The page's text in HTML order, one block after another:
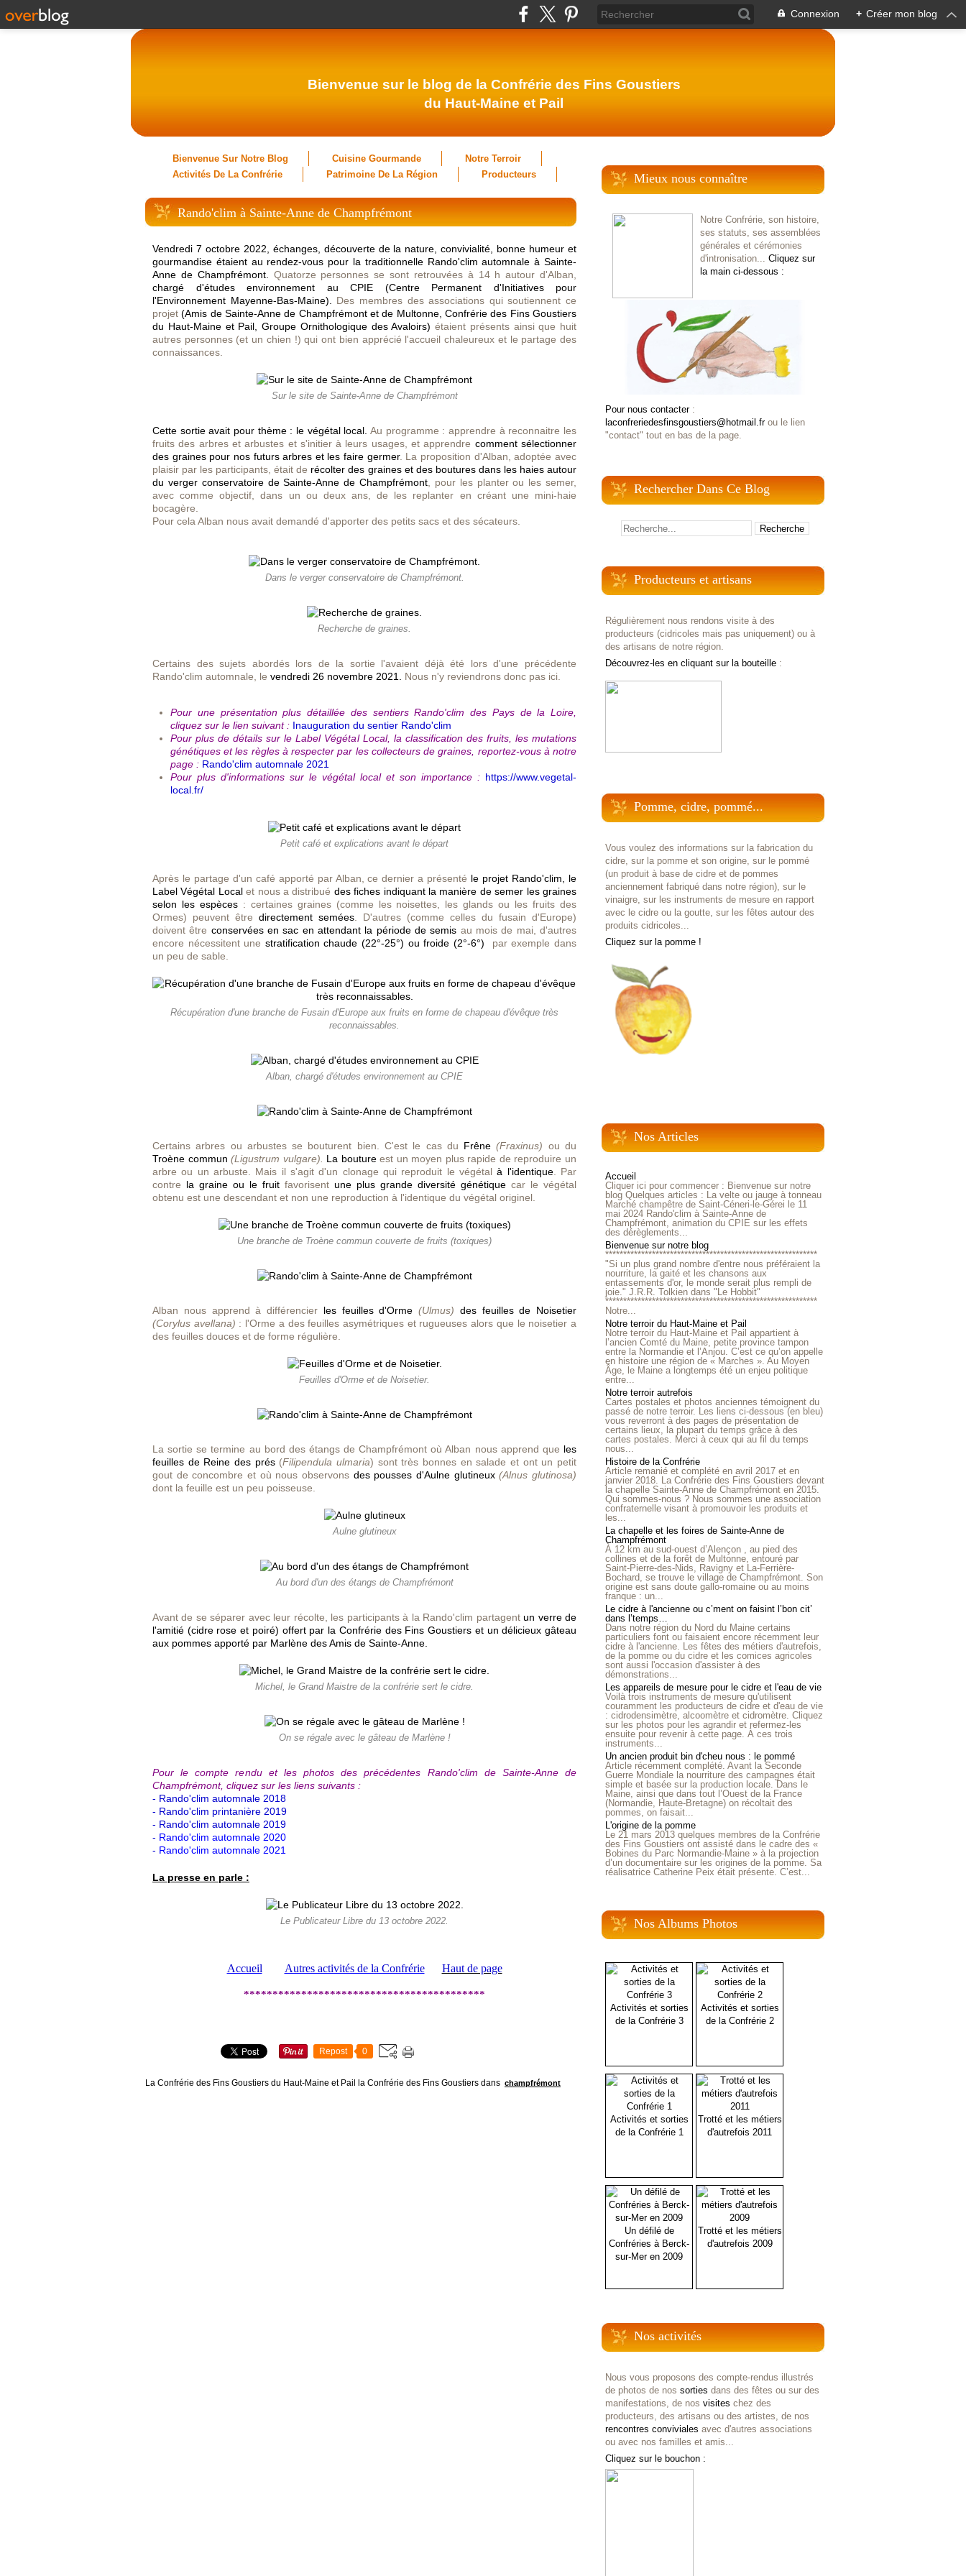
Connexion + Créer mon blog
Bienvenue sur le blog de la Confrérie des Fins Goustiers
du Haut-Maine et Pail
Bienvenue Sur Notre Blog Cuisine Gourmande
Notre Terroir
Activités De La Confrérie
Patrimoine De La Région Producteurs
Rando'clim à Sainte-Anne de Champfrémont
Vendredi 7 octobre 2022, échanges, découverte de la nature, convivialité, bonne humeur et
gourmandise étaient au rendez-vous pour la traditionnelle Rando'clim automnale à Sainte-
Anne de Champfrémont.
Quatorze personnes se sont retrouvées à 14 h autour d'Alban,
chargé d'études environnement au CPIE (Centre Permanent d'Initiatives pour
l'Environnement Mayenne-Bas-Maine). Des membres des associations qui soutiennent ce
projet (Amis de Sainte-Anne de Champfrémont et de Multonne, Confrérie des Fins Goustiers
du Haut-Maine et Pail, Groupe Ornithologique des Avaloirs) étaient présents ainsi que huit
autres personnes (et un chien !) qui ont bien apprécié l'accueil chaleureux et le partage des
connaissances.
Sur le site de Sainte-Anne de Champfrémont
Cette sortie avait pour thème : le végétal local. Au programme : apprendre à reconnaitre les
fruits des arbres et arbustes et s'initier à leurs usages, et apprendre comment sélectionner
des graines pour nos futurs arbres et les faire germer. La proposition d'Alban, adoptée avec
plaisir par les participants, était de récolter des graines et des boutures dans les haies autour
du verger conservatoire de Sainte-Anne de Champfrémont , pour les planter ou les semer,
avec comme objectif, dans un ou deux ans, de les replanter en créant une mini-haie
bocagère.
Pour cela Alban nous avait demandé d'apporter des petits sacs et des sécateurs.
Dans le verger conservatoire de Champfrémont.
Recherche de graines.
Certains des sujets abordés lors de la sortie l'avaient déjà été lors d'une précédente
Rando'clim automnale, le vendredi 26 novembre 2021. Nous n'y reviendrons donc pas ici.
Pour une présentation plus détaillée des sentiers Rando'clim des Pays de la Loire,
cliquez sur le lien suivant : Inauguration du sentier Rando'clim
Pour plus de détails sur le Label Végétal Local, la classification des fruits, les mutations
génétiques et les règles à respecter par les collecteurs de graines, reportez-vous à notre
page : Rando'clim automnale 2021
Pour plus d'informations sur le végétal local et son importance : https://www.vegetal-
local.fr/
Petit café et explications avant le départ
Après le partage d'un café apporté par Alban, ce dernier a présenté le projet Rando'clim, le
Label Végétal Localet nous a distribué des fiches indiquant la manière de semer les graines
selon les espèces: certaines graines (comme les noisettes, les glands ou les fruits des
Ormes) peuvent être directement semées . D'autres (comme celles du fusain d'Europe)
doivent être conservées en sac en attendant la période de semis au mois de mai, d'autres
encore nécessitent une stratification chaude (22°-25°) ou froide (2°-6°) par exemple dans
un peu de sable.
Récupération d'une branche de Fusain d'Europe aux fruits en forme de chapeau d'évêque très
reconnaissables.
Alban, chargé d'études environnement au CPIE
Certains arbres ou arbustes se bouturent bien. C'est le cas du Frêne (Fraxinus) ou du
Troène commun (Ligustrum vulgare). La boutureest un moyen plus rapide de reproduire un
arbre ou un arbuste. Mais il s'agit d'un clonage qui reproduit le végétalà l'identique. Par
contre la graine ou le fruit favorisent une plus grande diversité génétique car le végétal
obtenu est une descendant et non une reproduction à l'identique du végétal originel.
Une branche de Troène commun couverte de fruits (toxiques)
Alban nous apprend à différencier les feuilles d'Orme (Ulmus) des feuilles de Noisetier
(Corylus avellana) : l'Orme a des feuilles asymétriques et rugueuses alors que le noisetier a
des feuilles douces et de forme régulière.
Feuilles d'Orme et de Noisetier.
La sortie se termine au bord des étangs de Champfrémont où Alban nous apprend que les
feuilles de Reine des prés(Filipendula ulmaria) sont très bonnes en salade et ont un petit
gout de concombre et où nous observons des pousses d'Aulne glutineux (Alnus glutinosa)
dont la feuille est un peu poisseuse.
Aulne glutineux
Au bord d'un des étangs de Champfrémont
Avant de se séparer avec leur récolte, les participants à la Rando'clim partagentun verre de
l'amitié (cidre rose et poiré) offert par la Confrérie des Fins Goustiers et un délicieux gâteau
aux pommes apporté par Marlène des Amis de Sainte-Anne.
Michel, le Grand Maistre de la confrérie sert le cidre.
On se régale avec le gâteau de Marlène !
Pour le compte rendu et les photos des précédentes Rando'clim de Sainte-Anne de
Champfrémont, cliquez sur les liens suivants :
- Rando'clim automnale 2018
- Rando'clim printanière 2019
- Rando'clim automnale 2019
- Rando'clim automnale 2020
- Rando'clim automnale 2021
La presse en parle :
Le Publicateur Libre du 13 octobre 2022.
Accueil Autres activités de la Confrérie Haut de page
******************************************
Repost 0
La Confrérie des Fins Goustiers du Haut-Maine et Pail la Confrérie des Fins Goustiers dans champfrémont
Mieux nous connaître
Notre Confrérie, son histoire,
ses statuts, ses assemblées
générales et cérémonies
d'intronisation... Cliquez sur
la main ci-dessous :
Pour nous contacter:
laconfreriedesfinsgoustiers@hotmail.frou le lien
"contact" tout en bas de la page.
Rechercher Dans Ce Blog
Producteurs et artisans
Régulièrement nous rendons visite à des
producteurs (cidricoles mais pas uniquement) ou à
des artisans de notre région.
Découvrez-les en cliquant sur la bouteille :
Pomme, cidre, pommé...
Vous voulez des informations sur la fabrication du
cidre, sur la pomme et son origine, sur le pommé
(un produit à base de cidre et de pommes
anciennement fabriqué dans notre région), sur le
vinaigre, sur les instruments de mesure en rapport
avec le cidre ou la goutte, sur les fêtes autour des
produits cidricoles...
Cliquez sur la pomme !
Nos Articles
Accueil
Cliquer ici pour commencer : Bienvenue sur notre
blog Quelques articles : La velte ou jauge à tonneau
Marché champêtre de Saint-Céneri-le-Gérei le 11
mai 2024 Rando'clim à Sainte-Anne de
Champfrémont, animation du CPIE sur les effets
des dérèglements...
Bienvenue sur notre blog
***********************************************************
"Si un plus grand nombre d'entre nous préféraient la
nourriture, la gaité et les chansons aux
entassements d'or, le monde serait plus rempli de
joie." J.R.R. Tolkien dans "Le Hobbit"
***********************************************************
Notre...
Notre terroir du Haut-Maine et Pail
Notre terroir du Haut-Maine et Pail appartient à
l’ancien Comté du Maine, petite province tampon
entre la Normandie et l’Anjou. C’est ce qu’on appelle
en histoire une région de « Marches ». Au Moyen
Âge, le Maine a longtemps été un enjeu politique
entre...
Notre terroir autrefois
Cartes postales et photos anciennes témoignent du
passé de notre terroir. Les liens ci-dessous (en bleu)
vous reverront à des pages de présentation de
certains lieux, la plupart du temps grâce à des
cartes postales. Merci à ceux qui au fil du temps
nous...
Histoire de la Confrérie
Article remanié et complété en avril 2017 et en
janvier 2018. La Confrérie des Fins Goustiers devant
la chapelle Sainte-Anne de Champfrémont en 2015.
Qui sommes-nous ? Nous sommes une association
confraternelle visant à promouvoir les produits et
les...
La chapelle et les foires de Sainte-Anne de
Champfrémont
À 12 km au sud-ouest d’Alençon , au pied des
collines et de la forêt de Multonne, entouré par
Saint-Pierre-des-Nids, Ravigny et La-Ferrière-
Bochard, se trouve le village de Champfrémont. Son
origine est sans doute gallo-romaine ou au moins
franque : un...
Le cidre à l'ancienne ou c’ment on faisint l’bon cit’
dans l’temps…
Dans notre région du Nord du Maine certains
particuliers font ou faisaient encore récemment leur
cidre à l'ancienne. Les fêtes des métiers d'autrefois,
de la pomme ou du cidre et les comices agricoles
sont aussi l'occasion d'assister à des
démonstrations...
Les appareils de mesure pour le cidre et l'eau de vie
Voilà trois instruments de mesure qu'utilisent
couramment les producteurs de cidre et d'eau de vie
: cidrodensimètre, alcoomètre et cidromètre. Cliquez
sur les photos pour les agrandir et refermez-les
ensuite pour revenir à cette page. À ces trois
instruments...
Un ancien produit bin d'cheu nous : le pommé
Article récemment complété. Avant la Seconde
Guerre Mondiale la nourriture des campagnes était
simple et basée sur la production locale. Dans le
Maine, ainsi que dans tout l’Ouest de la France
(Normandie, Haute-Bretagne) on récoltait des
pommes, on faisait...
L'origine de la pomme
Le 21 mars 2013 quelques membres de la Confrérie
des Fins Goustiers ont assisté dans le cadre des «
Bobines du Parc Normandie-Maine » à la projection
d’un documentaire sur les origines de la pomme. Sa
réalisatrice Catherine Peix était présente. C’est...
Nos Albums Photos
Activités et sorties
de la Confrérie 3
Activités et sorties
de la Confrérie 2
Activités et sorties
de la Confrérie 1
Trotté et les métiers
d'autrefois 2011
Un défilé de
Confréries à Berck-
sur-Mer en 2009
Trotté et les métiers
d'autrefois 2009
Nos activités
Nous vous proposons des compte-rendus illustrés
de photos de nos sorties dans des fêtes ou sur des
manifestations, de nos visites chez des
producteurs, des artisans ou des artistes, de nos
rencontres conviviales avec d'autres associations
ou avec nos familles et amis...
Cliquez sur le bouchon :